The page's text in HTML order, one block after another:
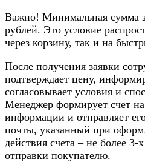
Важно! Минимальная сумма
рублей. Это условие
через корзину, так и на
После получения заявки
подтверждает цену,
согласовывает условия и
Менеджер формирует счет
информации и отправляет
почты, указанный при
действия счета – не более
отправки покупателю.